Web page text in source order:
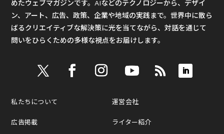
めたウェブマガジンです。AIなどのテクノロジーから、デザイ
ン、アート、広告、政策、企業や地域の実践まで。世界中に散ら
ばるクリエイティブな解決策に光を当てながら、対話を通じて
問いをひらくための多様な視点をお届けします。
私たちについて
広告掲載
運営会社
ライター紹介